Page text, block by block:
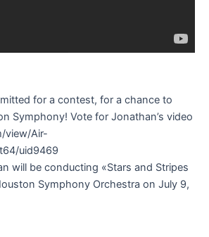
for a contest, for a chance to
Symphony! Vote for Jonathan’s video
view/Air-
uid9469
will be conducting «Stars and Stripes
Symphony Orchestra on July 9,